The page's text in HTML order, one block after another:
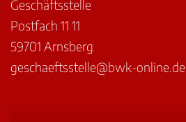
Geschäftsstelle
Postfach 11 11
59701 Arnsberg
geschaeftsstelle@bwk-online.de